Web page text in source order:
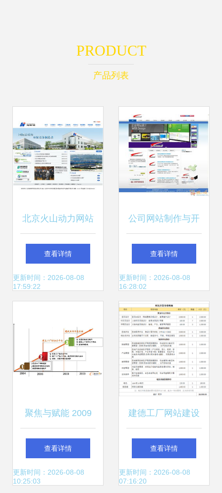
PRODUCT
产品列表
北京火山动力网站
建设中心 以技术赋
能品牌，打造数字
查看详情
更新时间：2026-08-08
17:59:22
公司网站制作与开
发 打造高效、专业
的网络门户
查看详情
更新时间：2026-08-08
16:28:02
聚焦与赋能 2009
产品创新数字化峰
会汽车/摩托车/零
查看详情
更新时间：2026-08-08
10:25:03
建德工厂网站建设
费用详解 搭建网站
成本与费用明细全
查看详情
更新时间：2026-08-08
07:16:20